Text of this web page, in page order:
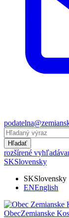
Hľadať
rozšírené
SKSlovensky
SKSlovensky
ENEnglish
ObecZemianske